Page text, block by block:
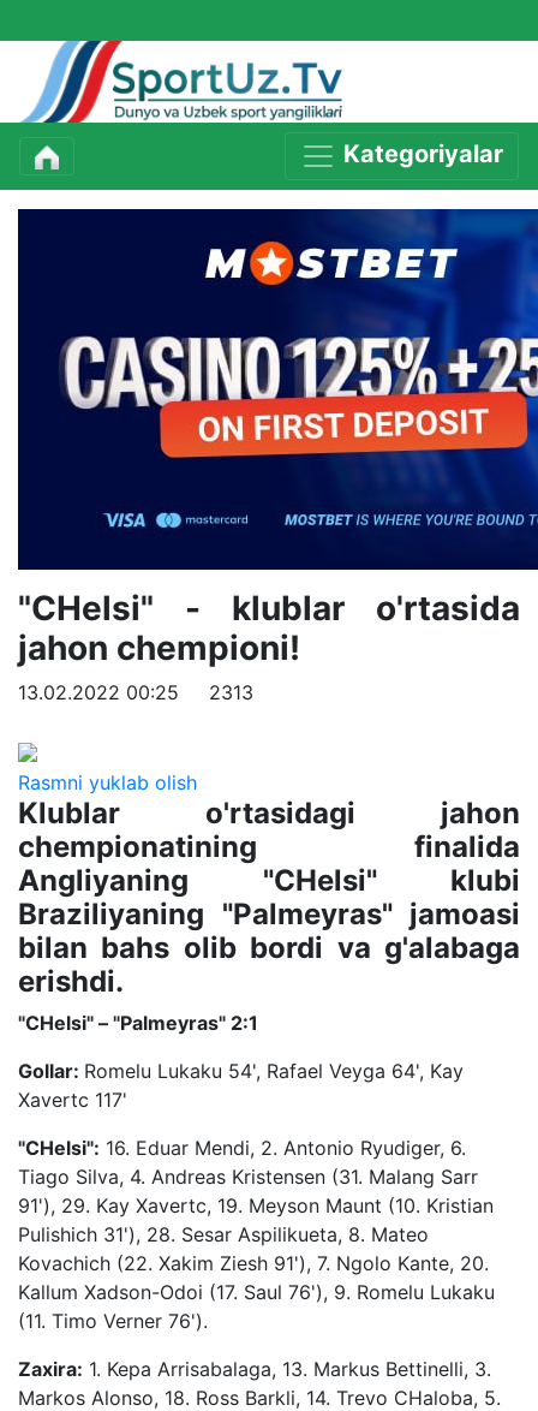
Kategoriyalar
"CHelsi" - klublar o'rtasida
jahon chempioni!
13.02.2022 00:25 2313
Rasmni yuklab olish
Klublar o'rtasidagi jahon
chempionatining finalida
Angliyaning "CHelsi" klubi
Braziliyaning "Palmeyras" jamoasi
bilan bahs olib bordi va g'alabaga
erishdi.
"CHelsi" – "Palmeyras" 2:1
Gollar: Romelu Lukaku 54', Rafael Veyga 64', Kay
Xavertc 117'
"CHelsi": 16. Eduar Mendi, 2. Antonio Ryudiger, 6.
Tiago Silva, 4. Andreas Kristensen (31. Malang Sarr
91'), 29. Kay Xavertc, 19. Meyson Maunt (10. Kristian
Pulishich 31'), 28. Sesar Aspilikueta, 8. Mateo
Kovachich (22. Xakim Ziesh 91'), 7. Ngolo Kante, 20.
Kallum Xadson-Odoi (17. Saul 76'), 9. Romelu Lukaku
(11. Timo Verner 76').
Zaxira: 1. Kepa Arrisabalaga, 13. Markus Bettinelli, 3.
Markos Alonso, 18. Ross Barkli, 14. Trevo CHaloba, 5.